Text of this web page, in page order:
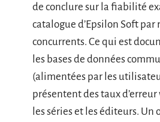
de conclure sur la fiabilité
catalogue d’Epsilon Soft par
concurrents. Ce qui est
les bases de données
(alimentées par les
présentent des taux
les séries et les éditeurs. Un